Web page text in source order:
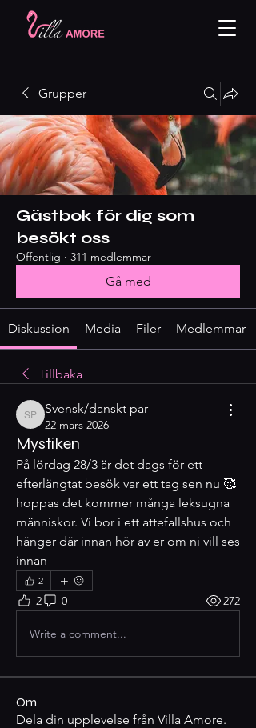
Grupper
Gästbok för dig som
besökt oss
Offentlig · 311 medlemmar
Gå med
Diskussion Media Filer Medlemmar
Tillbaka
Svensk/danskt par
Svensk/danskt par
22 mars 2026
Mystiken
På lördag 28/3 är det dags för ett
efterlängtat besök var ett tag sen nu 🥰
hoppas det kommer många leksugna
människor. Vi bor i ett attefallshus och
hänger där innan hör av er om ni vill ses
innan
2
2 0 272
Write a comment...
Om
Dela din upplevelse från Villa Amore.